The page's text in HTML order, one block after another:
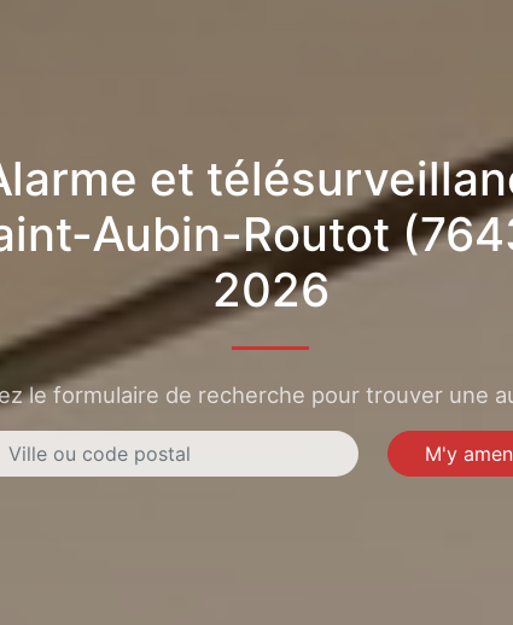
et
Aubin-Routot
2026
le formulaire de recherche pour trouver une
M'y